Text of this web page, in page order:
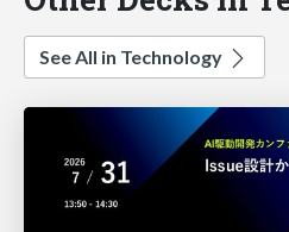
See All in Technology